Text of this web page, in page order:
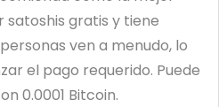
satoshis gratis y tiene
ven a menudo, lo
el pago requerido. Puede
0.0001 Bitcoin.